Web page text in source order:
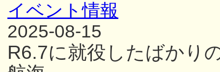
イベント情報
2025-08-15
R6.7に就役したばかり